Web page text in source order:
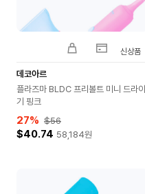
데코아르
플라즈마 BLDC 프리볼트 미니 드라이
기 핑크
27% $56
$40.74 58,184원
신상품